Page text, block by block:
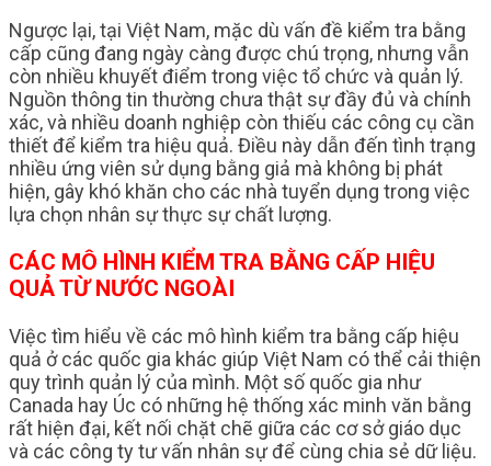
Ngược lại, tại Việt Nam, mặc dù vấn đề kiểm tra bằng
cấp cũng đang ngày càng được chú trọng, nhưng vẫn
còn nhiều khuyết điểm trong việc tổ chức và quản lý.
Nguồn thông tin thường chưa thật sự đầy đủ và chính
xác, và nhiều doanh nghiệp còn thiếu các công cụ cần
thiết để kiểm tra hiệu quả. Điều này dẫn đến tình trạng
nhiều ứng viên sử dụng bằng giả mà không bị phát
hiện, gây khó khăn cho các nhà tuyển dụng trong việc
lựa chọn nhân sự thực sự chất lượng.
CÁC MÔ HÌNH KIỂM TRA BẰNG CẤP HIỆU
QUẢ TỪ NƯỚC NGOÀI
Việc tìm hiểu về các mô hình kiểm tra bằng cấp hiệu
quả ở các quốc gia khác giúp Việt Nam có thể cải thiện
quy trình quản lý của mình. Một số quốc gia như
Canada hay Úc có những hệ thống xác minh văn bằng
rất hiện đại, kết nối chặt chẽ giữa các cơ sở giáo dục
và các công ty tư vấn nhân sự để cùng chia sẻ dữ liệu.